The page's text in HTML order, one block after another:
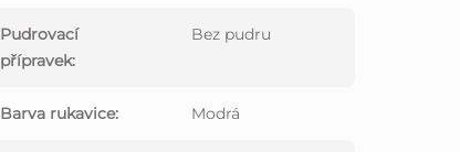
Pudrovací
přípravek:
Bez pudru
Barva rukavice: Modrá